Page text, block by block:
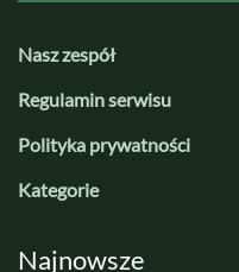
Nasz zespół
Regulamin serwisu
Polityka prywatności
Kategorie
Najnowsze